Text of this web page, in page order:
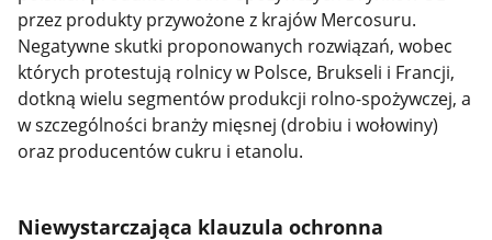
przez produkty przywożone z krajów Mercosuru.
Negatywne skutki proponowanych rozwiązań, wobec
których protestują rolnicy w Polsce, Brukseli i Francji,
dotkną wielu segmentów produkcji rolno-spożywczej, a
w szczególności branży mięsnej (drobiu i wołowiny)
oraz producentów cukru i etanolu.
Niewystarczająca klauzula ochronna